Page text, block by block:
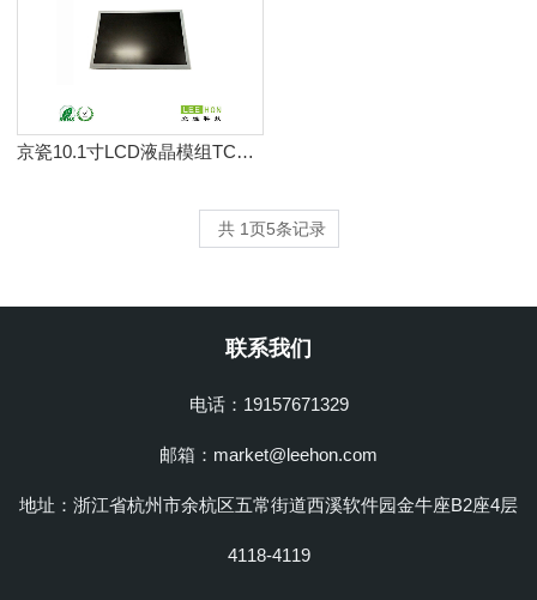
京瓷10.1寸LCD液晶模组TCG101WXLPAANN-AN20
共 1页5条记录
联系我们
电话：19157671329
邮箱：market@leehon.com
地址：浙江省杭州市余杭区五常街道西溪软件园金牛座B2座4层
4118-4119